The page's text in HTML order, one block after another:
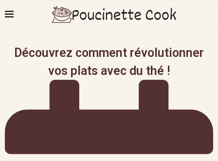
Découvrez comment révolutionner
vos plats avec du thé !